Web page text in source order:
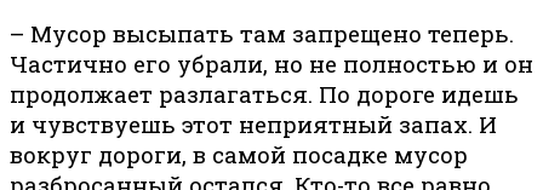
– Мусор высыпать там запрещено теперь.
Частично его убрали, но не полностью и он
продолжает разлагаться. По дороге идешь
и чувствуешь этот неприятный запах. И
вокруг дороги, в самой посадке мусор